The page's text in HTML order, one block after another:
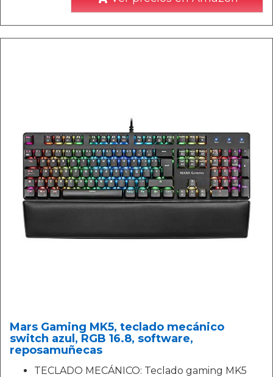
Mars Gaming MK5, teclado mecánico
switch azul, RGB 16.8, software,
reposamuñecas
TECLADO MECÁNICO: Teclado gaming MK5